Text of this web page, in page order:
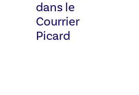
dans le
Courrier
Picard